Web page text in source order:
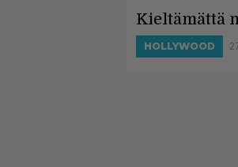
Kieltämättä
HOLLYWOOD